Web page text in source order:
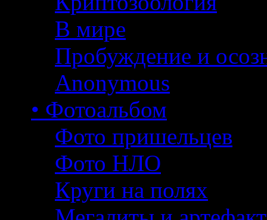
В мире
Пробуждение и
Anonymous
• Фотоальбом
Фото пришельцев
Фото НЛО
Круги на полях